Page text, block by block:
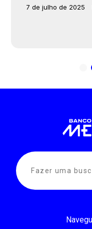
7 de julho de 2025